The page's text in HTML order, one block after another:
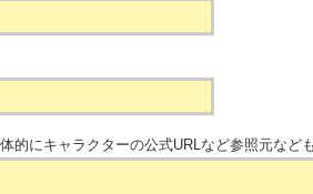
的にキャラクターの公式URLなど参照元など